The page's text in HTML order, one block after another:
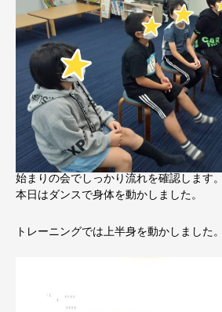
始まりの会でしっかり流れを確認します。
本日はダンスで身体を動かしました。
トレーニングでは上半身を動かしました。